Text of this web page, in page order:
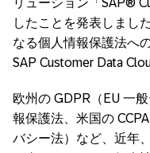
リューション「SAP®
したことを発表しまし
なる個人情報保護法へ
SAP Customer Data
欧州の GDPR（EU 一
報保護法、米国の
バシー法）など、近年